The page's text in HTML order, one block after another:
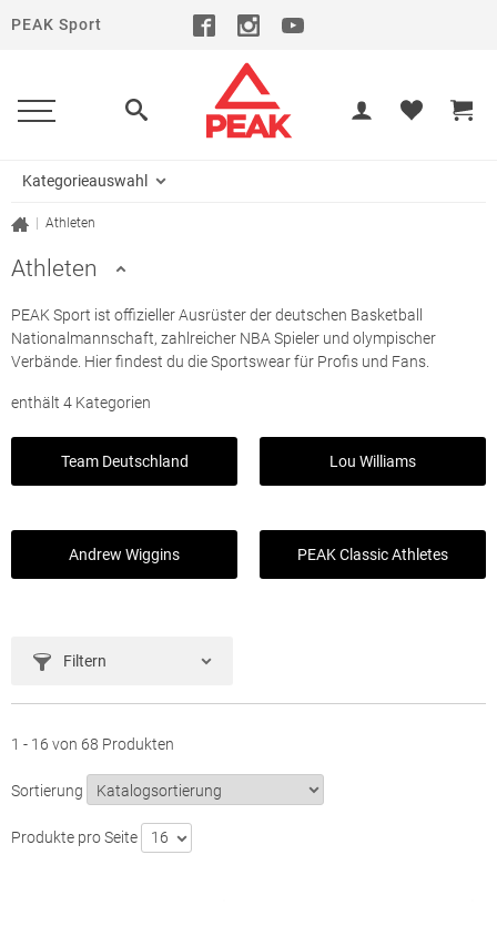
PEAK Sport
Kategorieauswahl
Athleten
Athleten
PEAK Sport ist offizieller Ausrüster der deutschen Basketball
Nationalmannschaft, zahlreicher NBA Spieler und olympischer
Verbände. Hier findest du die Sportswear für Profis und Fans.
enthält 4 Kategorien
Team Deutschland Lou Williams
Andrew Wiggins PEAK Classic Athletes
Filtern
1 - 16 von 68 Produkten
Sortierung
Produkte pro Seite 16